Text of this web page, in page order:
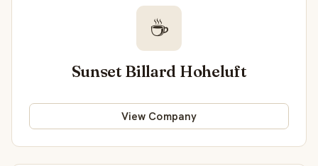
☕
Sunset Billard Hoheluft
View Company